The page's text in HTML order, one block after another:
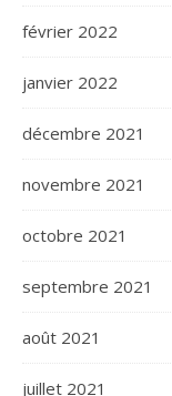
février 2022
janvier 2022
décembre 2021
novembre 2021
octobre 2021
septembre 2021
août 2021
juillet 2021